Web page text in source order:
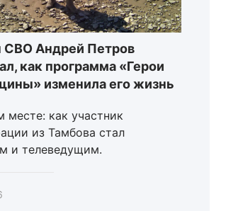
СВО Андрей Петров
как программа «Герои
изменила его жизнь
как участник
из Тамбова стал
и телеведущим.